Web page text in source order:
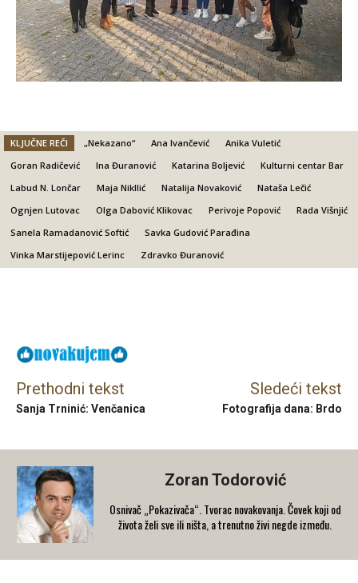
KLJUČNE REČI „Nekazano“ Ana Ivančević
Anika Vuletić
Goran Radičević
Ina Đuranović Katarina Boljević
Kulturni centar Bar
Labud N. Lončar
Maja Nikllić Natalija Novaković
Nataša Lečić
Ognjen Lutovac
Olga Dabović Klikovac Perivoje Popović
Rada Višnjić
Sanela Ramadanović Softić
Savka Gudović Parađina
Vinka Marstijepović Lerinc
Zdravko Đuranović
Prethodni tekst
Sanja Trninić: Venčanica
Sledeći tekst
Fotografija dana: Brdo
Zoran Todorović
Osnivač „Pokazivača“. Tvorac novakovanja. Čovek koji od
života želi sve ili ništa, a trenutno živi negde između.